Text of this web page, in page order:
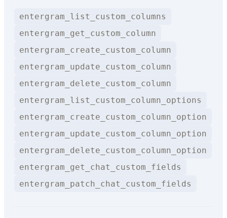
entergram_list_custom_columns
entergram_get_custom_column
entergram_create_custom_column
entergram_update_custom_column
entergram_delete_custom_column
entergram_list_custom_column_options
entergram_create_custom_column_option
entergram_update_custom_column_option
entergram_delete_custom_column_option
entergram_get_chat_custom_fields
entergram_patch_chat_custom_fields